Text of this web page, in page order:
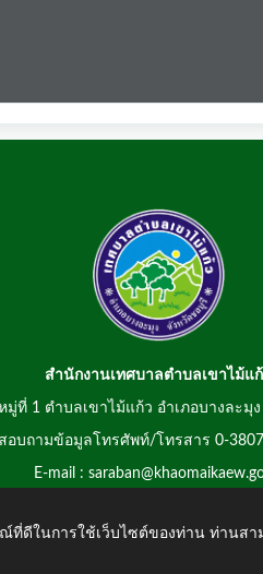
สำนักงานเทศบาลตำบลเขาไม้แ
มู่ที่ 1 ตำบลเขาไม้แก้ว อำเภอบางละมุ
สอบถามข้อมูลโทรศัพท์/โทรสาร 0-
E-mail :
ดีในการใช้เว็บไซต์ของท่าน ท่านสา